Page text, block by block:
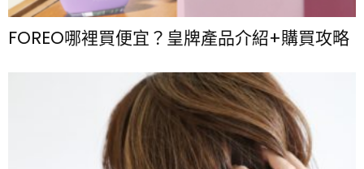
FOREO哪裡買便宜？皇牌產品介紹+購買攻略